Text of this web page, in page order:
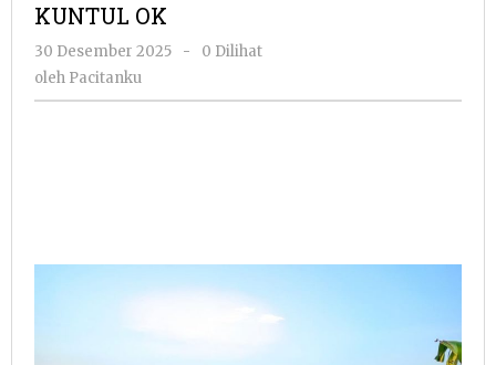
KUNTUL OK
30 Desember 2025
oleh
-
0 Dilihat
oleh Pacitanku